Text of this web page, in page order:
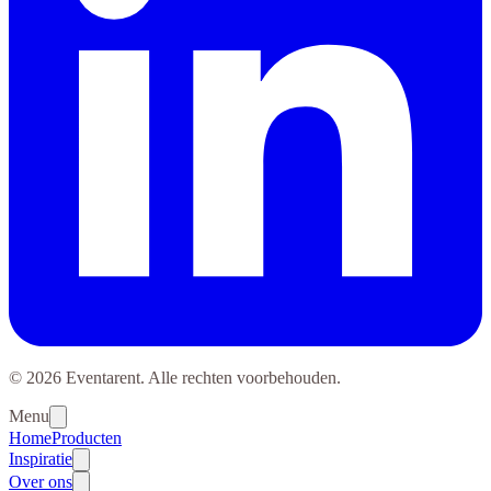
© 2026 Eventarent. Alle rechten voorbehouden.
Menu
HomeProducten
Inspiratie
Over ons